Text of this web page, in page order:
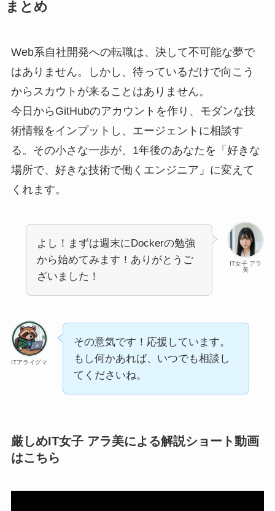
まとめ
Web系自社開発への転職は、決して不可能な夢で
はありません。しかし、待っているだけで向こう
からスカウトが来ることはありません。
今日からGitHubのアカウントを作り、モダンな技
術情報をインプットし、エージェントに相談す
る。その小さな一歩が、1年後のあなたを「好きな
場所で、好きな技術で働くエンジニア」に変えて
くれます。
IT女子 アラ
美
よし！まずは週末にDockerの勉強
から始めてみます！ありがとうご
ざいました！
ITアライグマ
その意気です！応援しています。
もし何かあれば、いつでも相談し
てくださいね。
厳しめIT女子 アラ美による解説ショート動画
はこちら